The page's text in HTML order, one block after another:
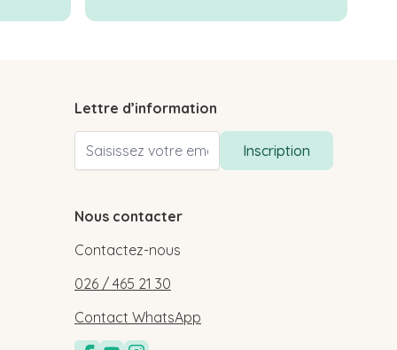
Lettre d’information
Adresse email
Inscription
Nous contacter
Contactez-nous
026 / 465 21 30
Contact WhatsApp